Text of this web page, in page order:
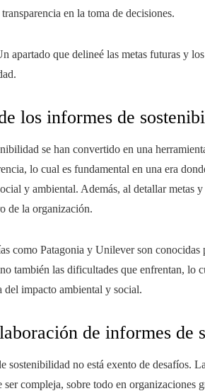
en la toma de decisiones.
apartado que delineé las metas futuras y
los informes de
se han convertido en una
lo cual es fundamental en una era
y ambiental. Además, al detallar metas
de la organización.
como Patagonia y Unilever son
también las dificultades que enfrentan, lo
del impacto ambiental y social.
de informes de
sostenibilidad no está exento de desafíos.
ser compleja, sobre todo en organizaciones